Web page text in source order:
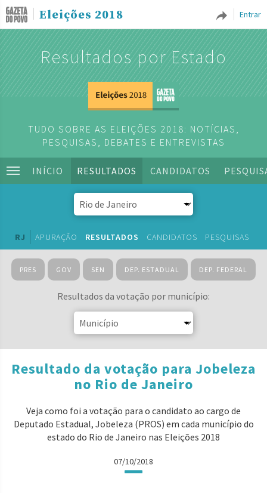
Entrar
Eleições 2018
Resultados por Estado
TUDO SOBRE AS ELEIÇÕES 2018: NOTÍCIAS,
PESQUISAS, DEBATES E ENTREVISTAS
INÍCIO RESULTADOS CANDIDATOS
RJ APURAÇÃO RESULTADOS CANDIDATOS PESQUISAS
PRES GOV SEN DEP. ESTADUAL DEP. FEDERAL
Resultados da votação por município:
Resultado da votação para Jobeleza
no Rio de Janeiro
Veja como foi a votação para o candidato ao cargo de
Deputado Estadual, Jobeleza (PROS) em cada município do
estado do Rio de Janeiro nas Eleições 2018
07/10/2018